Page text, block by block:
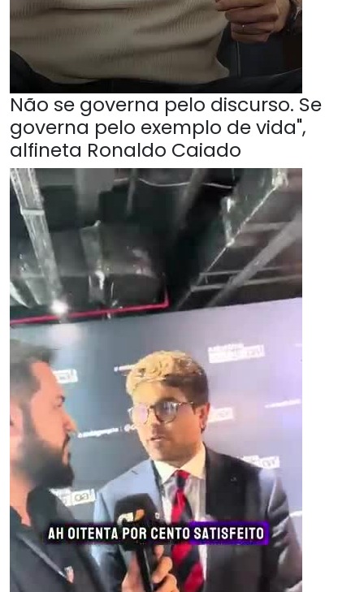
Não se governa pelo discurso. Se
governa pelo exemplo de vida",
alfineta Ronaldo Caiado